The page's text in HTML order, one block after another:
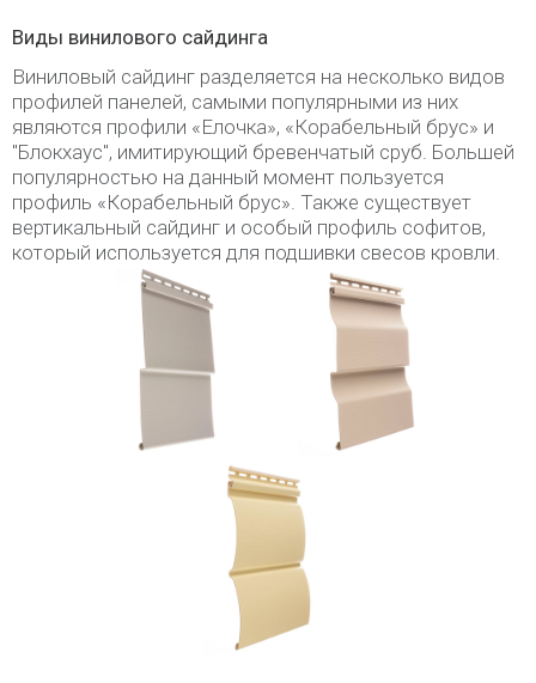
Виды винилового сайдинга
Виниловый сайдинг разделяется на несколько видов
профилей панелей, самыми популярными из них
являются профили «Елочка», «Корабельный брус» и
"Блокхаус", имитирующий бревенчатый сруб. Большей
популярностью на данный момент пользуется
профиль «Корабельный брус». Также существует
вертикальный сайдинг и особый профиль софитов,
который используется для подшивки свесов кровли.